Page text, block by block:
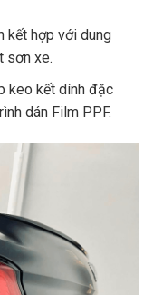
kết hợp với dung
sơn xe.
keo kết dính đặc
dán Film PPF.